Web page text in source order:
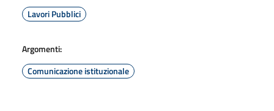
Lavori Pubblici
Argomenti:
Comunicazione istituzionale